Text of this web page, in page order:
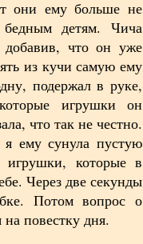
они ему больше не
детям. Чича
что он уже
из кучи самую ему
подержал в руке,
игрушки он
что так не честно.
ему сунула пустую
игрушки, которые в
Через две секунды
Потом вопрос о
повестку дня.